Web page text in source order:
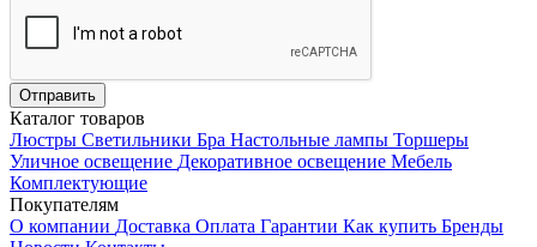
Каталог товаров
Люстры Светильники Бра Настольные лампы Торшеры
Уличное освещение Декоративное освещение Мебель
Комплектующие
Покупателям
О компании Доставка Оплата Гарантии Как купить Бренды